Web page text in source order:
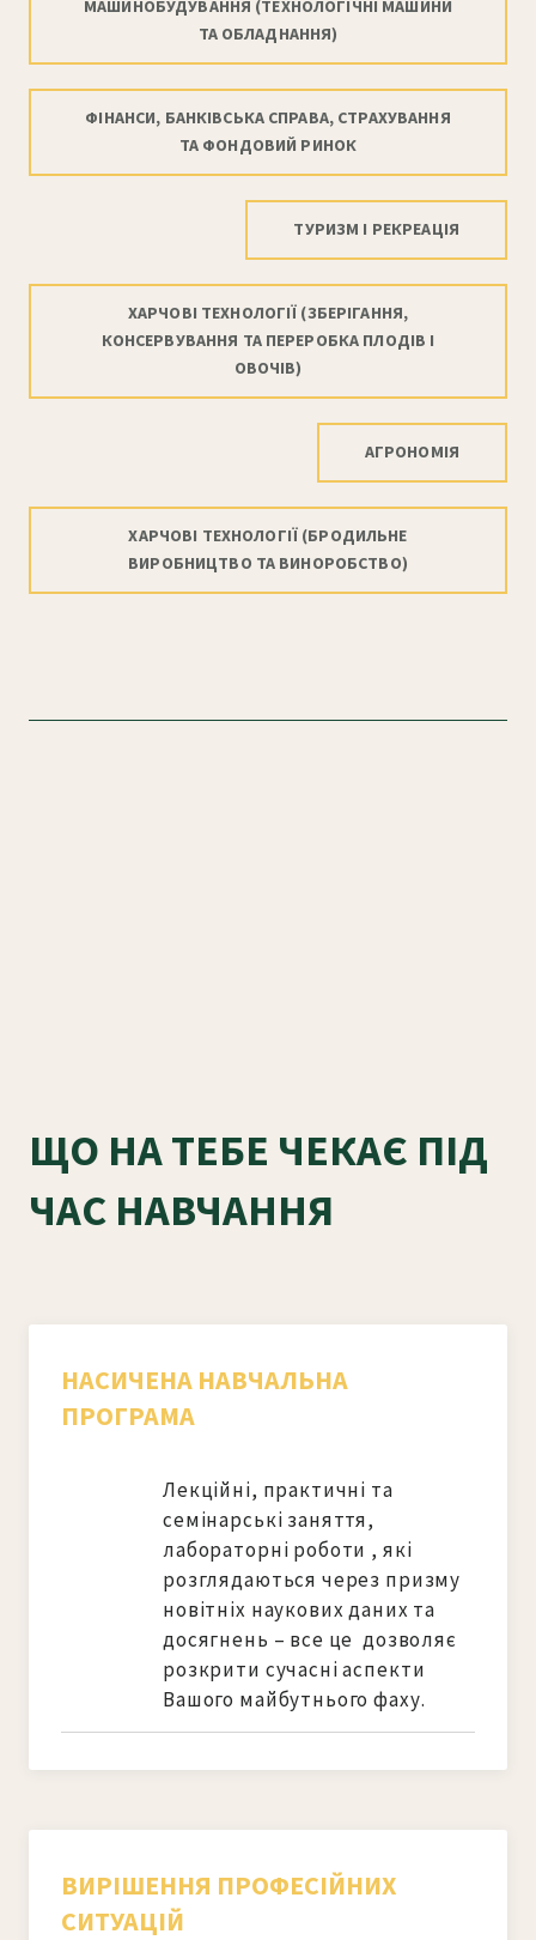
МАШИНОБУДУВАННЯ (ТЕХНОЛОГІЧНІ МАШИНИ
ТА ОБЛАДНАННЯ)
ФІНАНСИ, БАНКІВСЬКА СПРАВА, СТРАХУВАННЯ
ТА ФОНДОВИЙ РИНОК
ТУРИЗМ І РЕКРЕАЦІЯ
ХАРЧОВІ ТЕХНОЛОГІЇ (ЗБЕРІГАННЯ,
КОНСЕРВУВАННЯ ТА ПЕРЕРОБКА ПЛОДІВ І
ОВОЧІВ)
АГРОНОМІЯ
ХАРЧОВІ ТЕХНОЛОГІЇ (БРОДИЛЬНЕ
ВИРОБНИЦТВО ТА ВИНОРОБСТВО)
ЩО НА ТЕБЕ ЧЕКАЄ ПІД
ЧАС НАВЧАННЯ
НАСИЧЕНА НАВЧАЛЬНА
ПРОГРАМА
Лекційні, практичні та
семінарські заняття,
лабораторні роботи , які
розглядаються через призму
новітніх наукових даних та
досягнень – все це  дозволяє
розкрити сучасні аспекти
Вашого майбутнього фаху.
ВИРІШЕННЯ ПРОФЕСІЙНИХ
СИТУАЦІЙ